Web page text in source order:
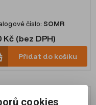
číslo: SOMR
Kč (bez DPH)
Přidat do košíku
cookies